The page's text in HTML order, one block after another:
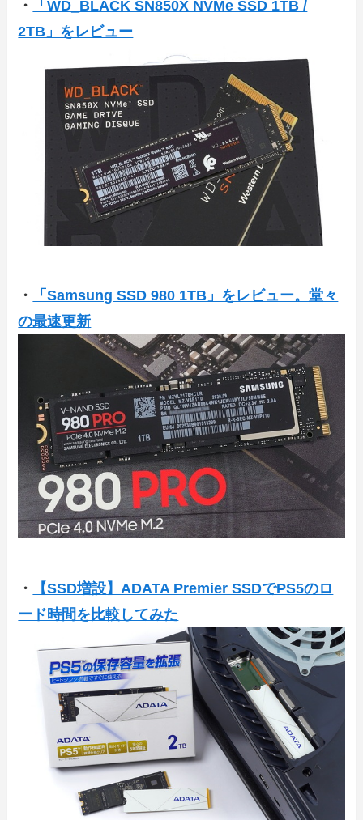
・
「WD_BLACK SN850X NVMe SSD 1TB /
2TB」をレビュー
・
「Samsung SSD 980 1TB」をレビュー。堂々
の最速更新
・
【SSD増設】ADATA Premier SSDでPS5のロ
ード時間を比較してみた